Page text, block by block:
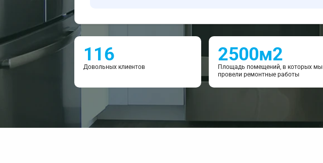
116
Довольных клиентов
2500м2
Площадь помещений, в которых мы
провели ремонтные работы